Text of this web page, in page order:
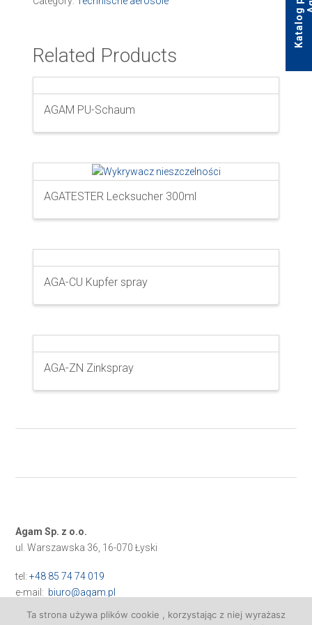
Related Products
AGAM PU-Schaum
AGATESTER Lecksucher 300ml
AGA-CU Kupfer spray
AGA-ZN Zinkspray
Agam Sp. z o.o.
ul. Warszawska 36, 16-070 Łyski
tel:+48 85 74 74 019
e-mail: biuro@agam.pl
Ta strona używa plików cookie , korzystając z niej wyrażasz